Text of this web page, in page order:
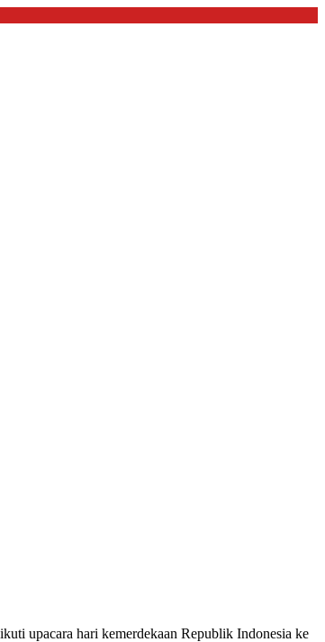
upacara hari kemerdekaan Republik Indonesia ke